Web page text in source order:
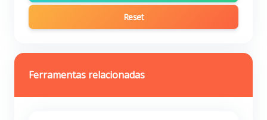
Reset
Ferramentas relacionadas